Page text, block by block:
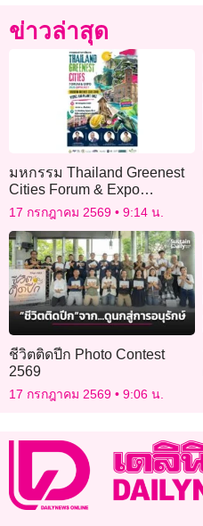
ข่าวล่าสุด
มหกรรม Thailand Greenest
Cities Forum & Expo
2026@Phuket
17 กรกฎาคม 2569 9:14 น.
ชีวิตติดปีก Photo Contest
2569
17 กรกฎาคม 2569 9:06 น.